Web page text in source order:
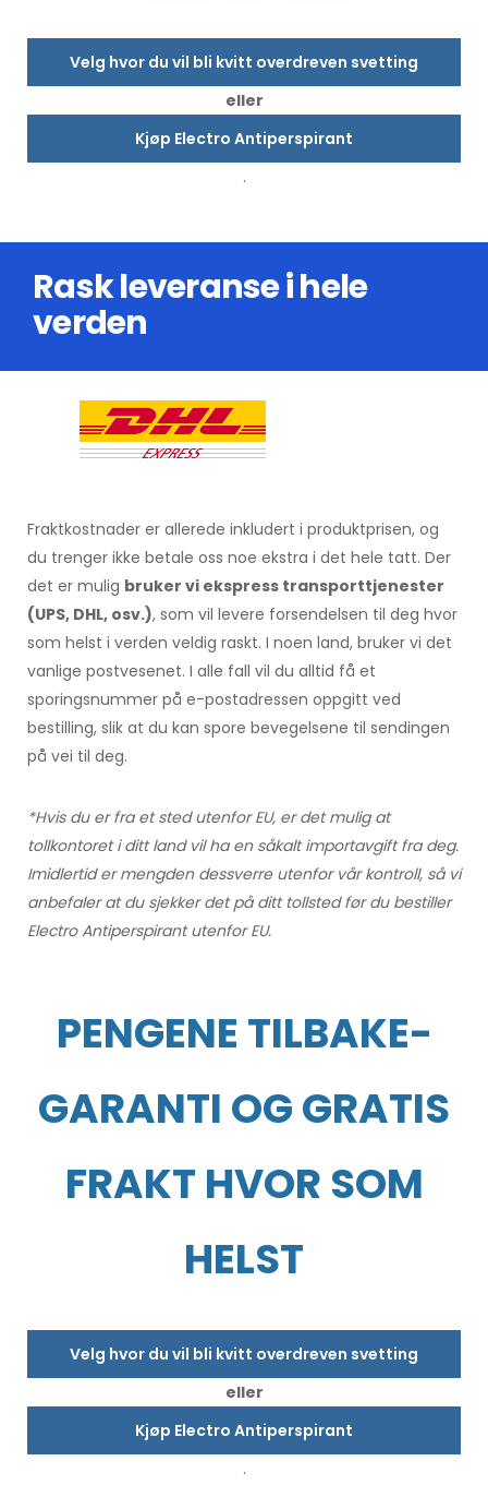
Velg hvor du vil bli kvitt overdreven svetting
eller
Kjøp Electro Antiperspirant
.
Rask leveranse i hele
verden
Fraktkostnader er allerede inkludert i produktprisen, og
du trenger ikke betale oss noe ekstra i det hele tatt. Der
det er mulig bruker vi ekspress transporttjenester
(UPS, DHL, osv.), som vil levere forsendelsen til deg hvor
som helst i verden veldig raskt. I noen land, bruker vi det
vanlige postvesenet. I alle fall vil du alltid få et
sporingsnummer på e-postadressen oppgitt ved
bestilling, slik at du kan spore bevegelsene til sendingen
på vei til deg.
*Hvis du er fra et sted utenfor EU, er det mulig at
tollkontoret i ditt land vil ha en såkalt importavgift fra deg.
Imidlertid er mengden dessverre utenfor vår kontroll, så vi
anbefaler at du sjekker det på ditt tollsted før du bestiller
Electro Antiperspirant utenfor EU.
PENGENE TILBAKE-
GARANTI OG GRATIS
FRAKT HVOR SOM
HELST
Velg hvor du vil bli kvitt overdreven svetting
eller
Kjøp Electro Antiperspirant
.